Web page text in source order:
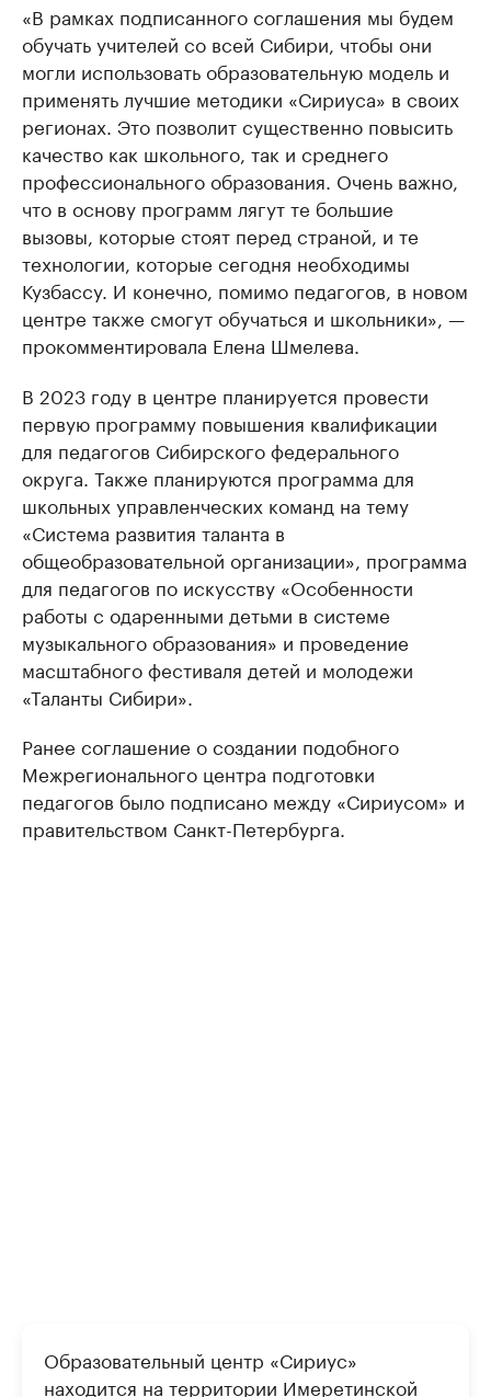
«В рамках подписанного соглашения мы будем
обучать учителей со всей Сибири, чтобы они
могли использовать образовательную модель и
применять лучшие методики «Сириуса» в своих
регионах. Это позволит существенно повысить
качество как школьного, так и среднего
профессионального образования. Очень важно,
что в основу программ лягут те большие
вызовы, которые стоят перед страной, и те
технологии, которые сегодня необходимы
Кузбассу. И конечно, помимо педагогов, в новом
центре также смогут обучаться и школьники», —
прокомментировала Елена Шмелева.
В 2023 году в центре планируется провести
первую программу повышения квалификации
для педагогов Сибирского федерального
округа. Также планируются программа для
школьных управленческих команд на тему
«Система развития таланта в
общеобразовательной организации», программа
для педагогов по искусству «Особенности
работы с одаренными детьми в системе
музыкального образования» и проведение
масштабного фестиваля детей и молодежи
«Таланты Сибири».
Ранее соглашение о создании подобного
Межрегионального центра подготовки
педагогов было подписано между «Сириусом» и
правительством Санкт-Петербурга.
Образовательный центр «Сириус»
находится на территории Имеретинской